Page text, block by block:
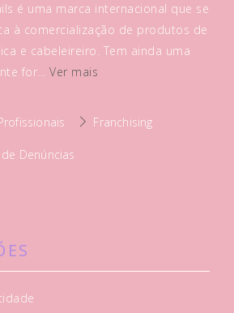
é uma marca internacional que se
à comercialização de produtos de
e cabeleireiro. Tem ainda uma
for...Ver mais
Franchising
Denúncias